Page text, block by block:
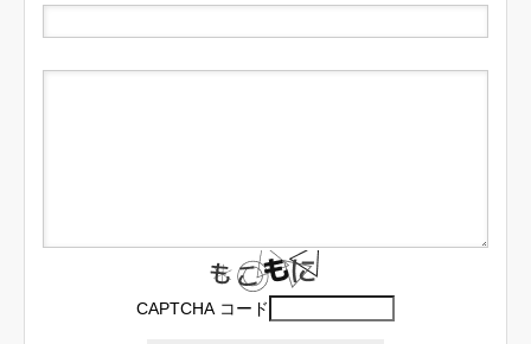
CAPTCHA コード